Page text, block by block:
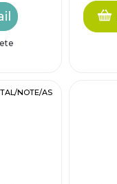
NOTE/AS